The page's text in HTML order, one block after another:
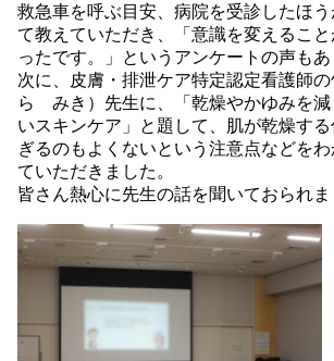
救急車を呼ぶ目安、病院を受診したほ
て教えていただき、「意識を変えるこ
ったです。」というアンケートの声もあ
次に、皮膚・排泄ケア特定認定看護師
ら みき）先生に、「乾燥やかゆみを減
いスキンケア」と題して、肌が乾燥す
ぎるのもよくないという注意点などを
ていただきました。
皆さん熱心に先生の話を聞いておられま